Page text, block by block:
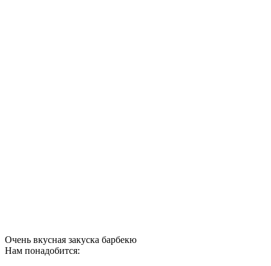
Очень вкусная закуска барбекю
Нам понадобится: